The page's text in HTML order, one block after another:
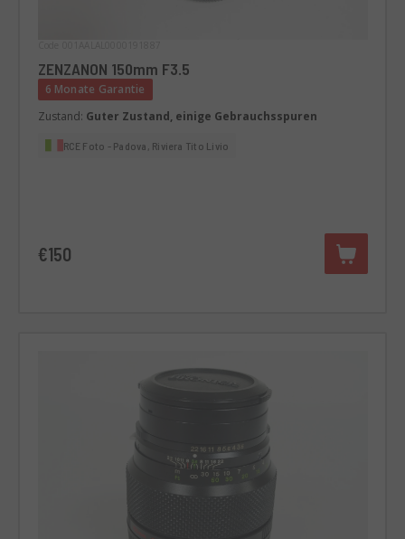
ZENZANON 150mm F3.5
6 Monate Garantie
Zustand: Guter Zustand, einige Gebrauchsspuren
RCE Foto - Padova, Riviera Tito Livio
€150